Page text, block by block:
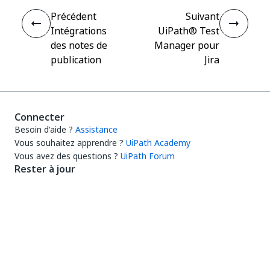
Précédent
Intégrations
des notes de
publication
Suivant
UiPath® Test
Manager pour
Jira
Connecter
Besoin d'aide ? Assistance
Vous souhaitez apprendre ? UiPath Academy
Vous avez des questions ? UiPath Forum
Rester à jour